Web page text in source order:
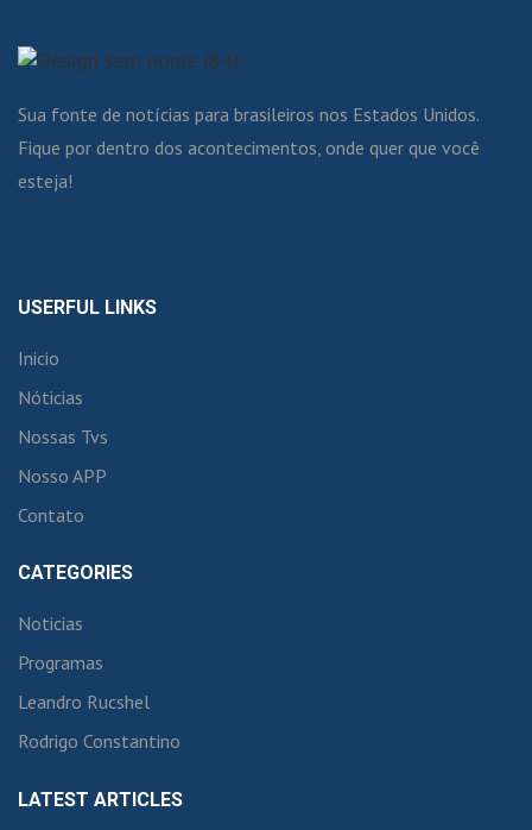
Sua fonte de notícias para brasileiros nos Estados Unidos.
Fique por dentro dos acontecimentos, onde quer que você
esteja!
USERFUL LINKS
Inicio
Nóticias
Nossas Tvs
Nosso APP
Contato
CATEGORIES
Noticias
Programas
Leandro Rucshel
Rodrigo Constantino
LATEST ARTICLES